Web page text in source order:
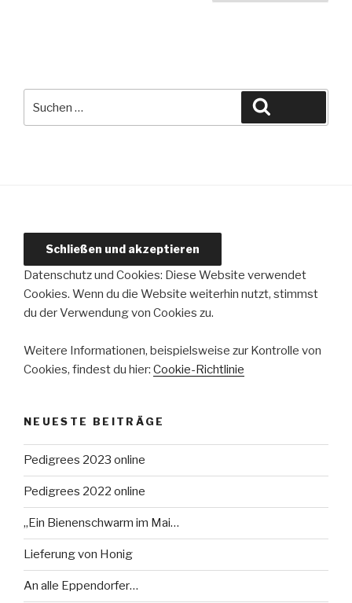
nach:
Datenschutz und Cookies: Diese Website verwendet
Cookies. Wenn du die Website weiterhin nutzt, stimmst
du der Verwendung von Cookies zu.
Weitere Informationen, beispielsweise zur Kontrolle von
Cookies, findest du hier: Cookie-Richtlinie
NEUESTE BEITRÄGE
Pedigrees 2023 online
Pedigrees 2022 online
„Ein Bienenschwarm im Mai…
Lieferung von Honig
An alle Eppendorfer…